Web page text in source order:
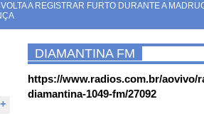
DURANTE A MADRUGADA E POPULAÇÃO
+
DIAMANTINA FM
https://www.radios.com.br/aovivo/
diamantina-1049-fm/27092